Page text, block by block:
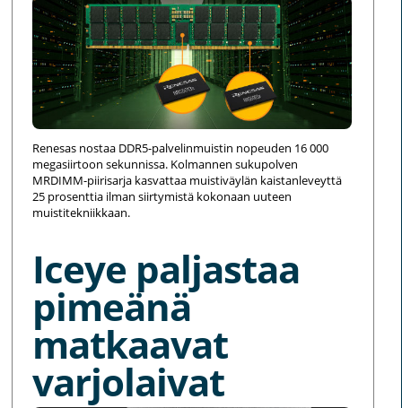
Renesas nostaa DDR5-palvelinmuistin nopeuden 16 000
megasiirtoon sekunnissa. Kolmannen sukupolven
MRDIMM-piirisarja kasvattaa muistiväylän kaistanleveyttä
25 prosenttia ilman siirtymistä kokonaan uuteen
muistitekniikkaan.
Iceye paljastaa
pimeänä
matkaavat
varjolaivat